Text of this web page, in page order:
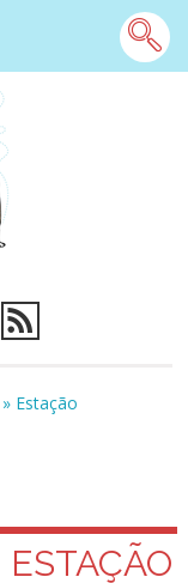
» Estação
ESTAÇÃO